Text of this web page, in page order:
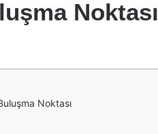
Noktası
Noktası